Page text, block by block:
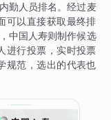
勤人员排名。经过麦
可以直接获取最终排
中国人寿则制作候选
进行投票，实时投票
规范，选出的代表也